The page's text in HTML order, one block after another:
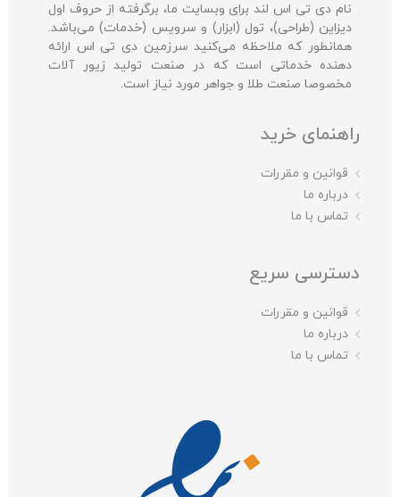
نام دی تی اس لند برای وبسایت ما، برگرفته از حروف اول
دیزاین (طراحی)، تول (ابزار) و سرویس (خدمات) می‌باشد.
همانطور که ملاحظه می‌کنید سرزمین دی تی اس ارائه
دهنده خدماتی است که در صنعت تولید زیور آلات
مخصوصا صنعت طلا و جواهر مورد نیاز است.
راهنمای خرید
قوانین و مقررات
درباره ما
تماس با ما
دسترسی سریع
قوانین و مقررات
درباره ما
تماس با ما